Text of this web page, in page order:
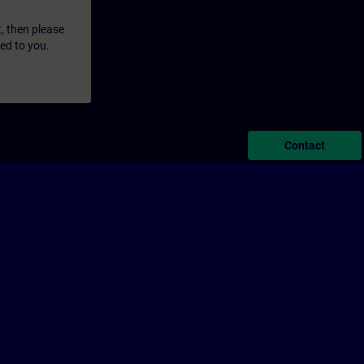
then please
to you.
Contact